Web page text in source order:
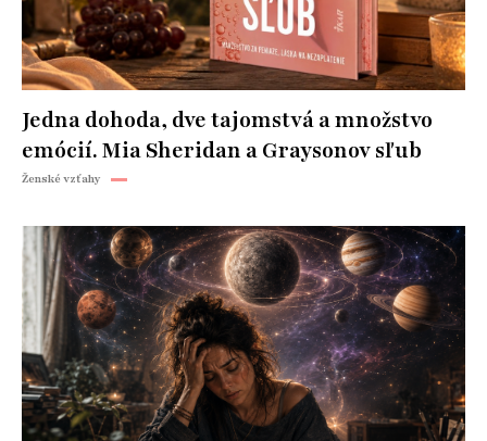
Jedna dohoda, dve tajomstvá a množstvo
emócií. Mia Sheridan a Graysonov sľub
Ženské vzťahy